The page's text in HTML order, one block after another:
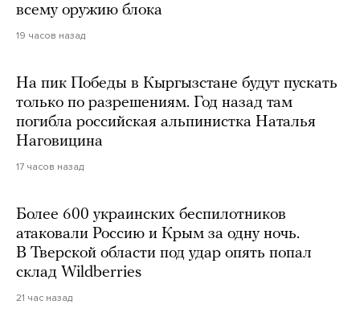
всему оружию блока
19 часов назад
На пик Победы в Кыргызстане будут пускать
только по разрешениям. Год назад там
погибла российская альпинистка Наталья
Наговицина
17 часов назад
Более 600 украинских беспилотников
атаковали Россию и Крым за одну ночь.
В Тверской области под удар опять попал
склад Wildberries
21 час назад